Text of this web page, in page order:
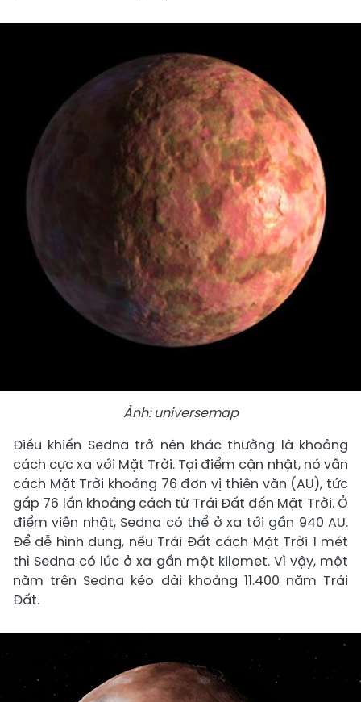
Ảnh: universemap
Điều khiến Sedna trở nên khác thường là khoảng
cách cực xa với Mặt Trời. Tại điểm cận nhật, nó vẫn
cách Mặt Trời khoảng 76 đơn vị thiên văn (AU), tức
gấp 76 lần khoảng cách từ Trái Đất đến Mặt Trời. Ở
điểm viễn nhật, Sedna có thể ở xa tới gần 940 AU.
Để dễ hình dung, nếu Trái Đất cách Mặt Trời 1 mét
thì Sedna có lúc ở xa gần một kilomet. Vì vậy, một
năm trên Sedna kéo dài khoảng 11.400 năm Trái
Đất.